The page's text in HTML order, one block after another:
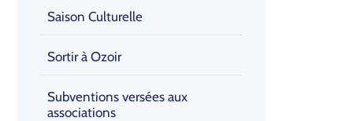
Saison Culturelle
Sortir à Ozoir
Subventions versées aux
associations